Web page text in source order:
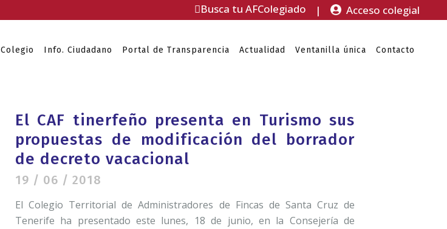
Busca tu AFColegiado | Acceso colegial
Colegio Info. Ciudadano Portal de Transparencia Actualidad Ventanilla única Contacto
19 / 06 / 2018
El CAF tinerfeño presenta en Turismo sus
propuestas de modificación del borrador
de decreto vacacional
El Colegio Territorial de Administradores de Fincas de Santa Cruz de
Tenerife ha presentado este lunes, 18 de junio, en la Consejería de